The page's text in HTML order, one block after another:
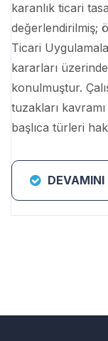
karanlık ticari
değerlendirilmiş;
Ticari
kararları
konulmuştur.
tuzakları
başlıca türleri
DEVAMINI